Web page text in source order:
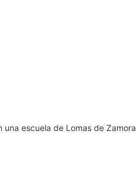
escuela de Lomas de Zamora